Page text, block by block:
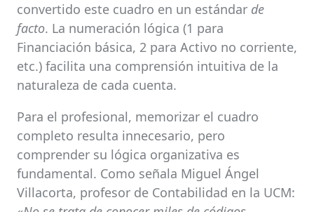
convertido este cuadro en un estándar de
facto. La numeración lógica (1 para
Financiación básica, 2 para Activo no corriente,
etc.) facilita una comprensión intuitiva de la
naturaleza de cada cuenta.
Para el profesional, memorizar el cuadro
completo resulta innecesario, pero
comprender su lógica organizativa es
fundamental. Como señala Miguel Ángel
Villacorta, profesor de Contabilidad en la UCM: